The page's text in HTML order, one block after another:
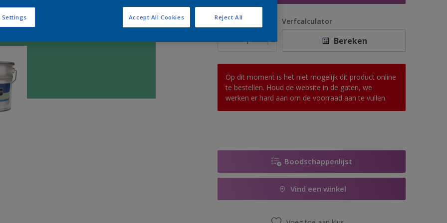
Aantal Verfcalculator
Bereken
Op dit moment is het niet mogelijk dit product online
te bestellen. Houd de website in de gaten, we
werken er hard aan om de voorraad aan te vullen.
Boodschappenlijst
Vind een winkel
Settings Reject All
Accept All Cookies